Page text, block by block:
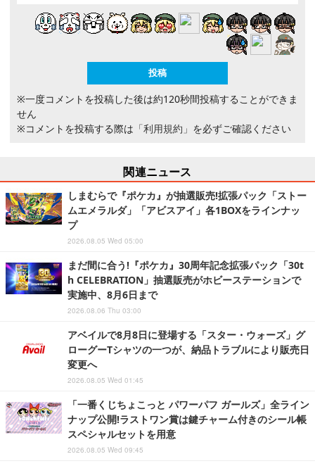
※一度コメントを投稿した後は約120秒間投稿することができま
せん
※コメントを投稿する際は 「利用規約」 を必ずご確認ください
関連ニュース
しまむらで『ポケカ』が抽選販売!拡張パック「ストー
ムエメラルダ」「アビスアイ」各1BOXをラインナッ
プ
2026.08.05 Wed 05:00
まだ間に合う!『ポケカ』30周年記念拡張パック「30t
h CELEBRATION」抽選販売がホビーステーションで
実施中、8月6日まで
2026.08.06 Thu 03:00
アベイルで8月8日に登場する「スター・ウォーズ」グ
ローグーTシャツの一つが、納品トラブルにより販売日
変更へ
2026.08.05 Wed 01:45
「一番くじちょこっと パワーパフ ガールズ」全ライン
ナップ公開!ラストワン賞は鍵チャーム付きのシール帳
スペシャルセットを用意
2026.08.05 Wed 09:45